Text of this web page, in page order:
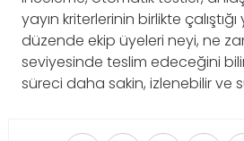
yayın kriterlerinin birlikte çalıştığı
düzende ekip üyeleri neyi, ne
seviyesinde teslim edeceğini
süreci daha sakin, izlenebilir ve